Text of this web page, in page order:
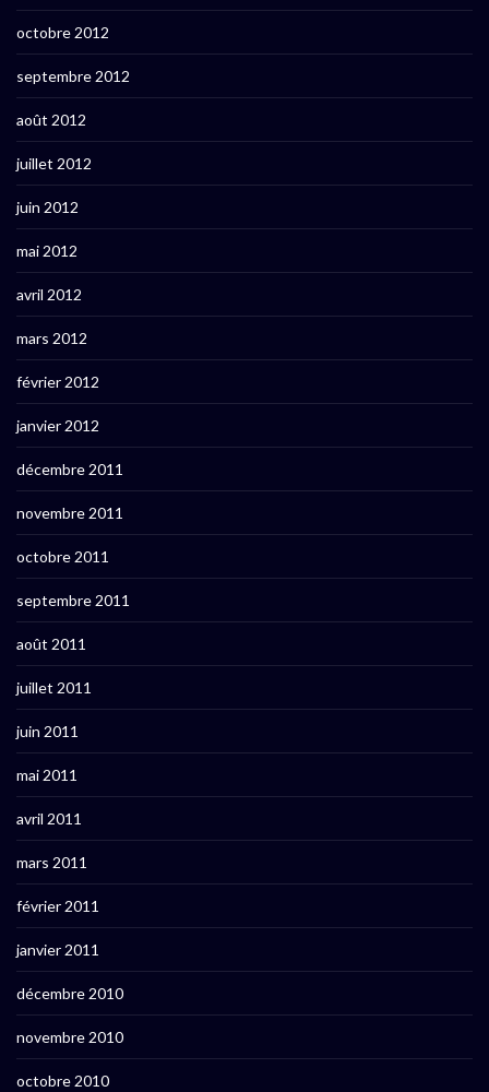
octobre 2012
septembre 2012
août 2012
juillet 2012
juin 2012
mai 2012
avril 2012
mars 2012
février 2012
janvier 2012
décembre 2011
novembre 2011
octobre 2011
septembre 2011
août 2011
juillet 2011
juin 2011
mai 2011
avril 2011
mars 2011
février 2011
janvier 2011
décembre 2010
novembre 2010
octobre 2010